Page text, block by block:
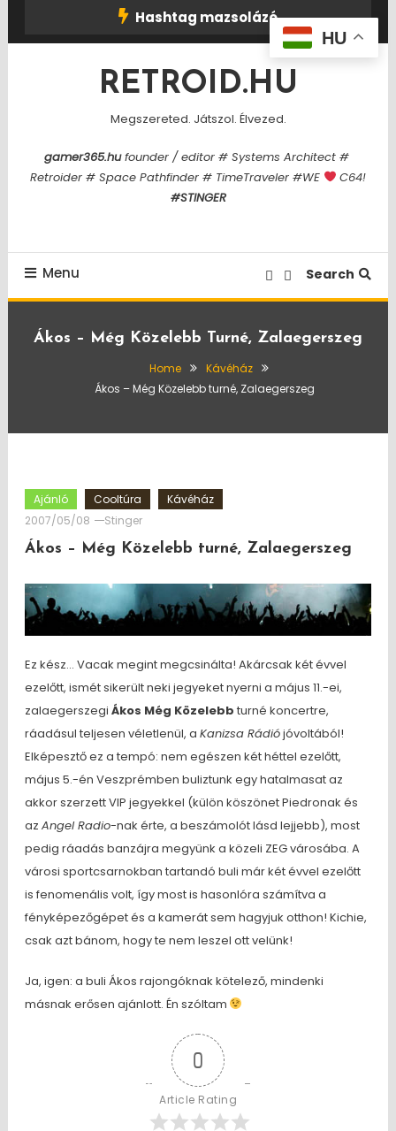
Hashtag mazsolázó
RETROID.HU
Megszereted. Játszol. Élvezed.
gamer365.hufounder / editor # Systems Architect #
Retroider # Space Pathfinder # TimeTraveler #WE
C64!
#STINGER
Menu Search
Ákos – Még Közelebb Turné, Zalaegerszeg
Home
Kávéház
Ákos – Még Közelebb turné, Zalaegerszeg
Ajánló Cooltúra
Kávéház
2007/05/08
Stinger
Ákos – Még Közelebb turné, Zalaegerszeg
Ez kész… Vacak megint megcsinálta! Akárcsak két évvel
ezelőtt, ismét sikerült neki jegyeket nyerni a május 11.-ei,
zalaegerszegi Ákos Még Közelebb turné koncertre,
ráadásul teljesen véletlenül, a Kanizsa Rádiójóvoltából!
Elképesztő ez a tempó: nem egészen két héttel ezelőtt,
május 5.-én Veszprémben buliztunk egy hatalmasat az
akkor szerzett VIP jegyekkel (külön köszönet Piedronak és
az Angel Radio-nak érte, a beszámolót lásd lejjebb), most
pedig ráadás banzájra megyünk a közeli ZEG városába. A
városi sportcsarnokban tartandó buli már két évvel ezelőtt
is fenomenális volt, így most is hasonlóra számítva a
fényképezőgépet és a kamerát sem hagyjuk otthon! Kichie,
csak azt bánom, hogy te nem leszel ott velünk!
Ja, igen: a buli Ákos rajongóknak kötelező, mindenki
másnak erősen ajánlott. Én szóltam
0
Article Rating
HU